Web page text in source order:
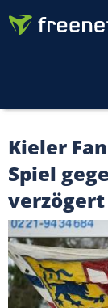
Kieler
Spiel
verzögert